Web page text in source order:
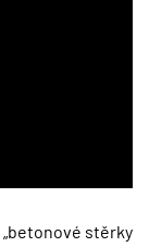
„betonové stěrky